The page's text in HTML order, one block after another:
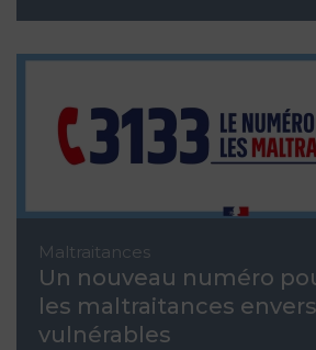
Maltraitances
Un nouveau numéro
les maltraitances
vulnérables